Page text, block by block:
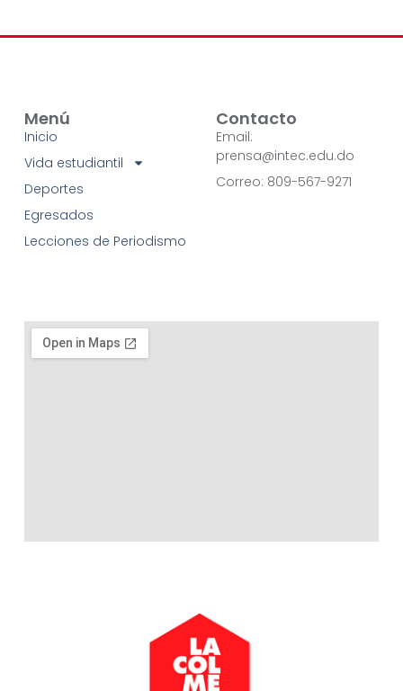
Menú
Inicio
Vida estudiantil
Deportes
Egresados
Lecciones de Periodismo
Contacto
Email:
prensa@intec.edu.do
Correo: 809-567-9271